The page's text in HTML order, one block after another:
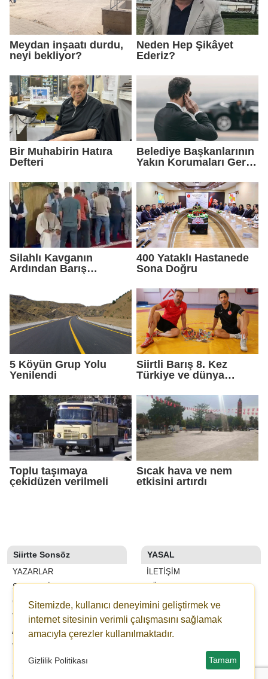
Meydan inşaatı durdu,
neyi bekliyor?
Neden Hep Şikâyet
Ederiz?
Bir Muhabirin Hatıra
Defteri
Belediye Başkanlarının
Yakın Korumaları Geri
Silahlı Kavganın
Ardından Barış
400 Yataklı Hastanede
Sona Doğru
5 Köyün Grup Yolu
Yenilendi
Siirtli Barış 8. Kez
Türkiye ve dünya
Toplu taşımaya
çekidüzen verilmeli
Sıcak hava ve nem
etkisini artırdı
Siirtte Sonsöz
YAZARLAR
SON DAKİKA
GALERİLER
VİDEOLAR
ANKETLER
WİKİ
ŞEHİR REHBERİ
GAZETELER
YASAL
İLETIŞIM
KÜNYE
YAYIN İLKELERI
KURALLAR
GIZLILIK
VERI POLITIKASI
Sitemizde, kullanıcı deneyimini geliştirmek ve
internet sitesinin verimli çalışmasını sağlamak
amacıyla çerezler kullanılmaktadır.
Gizlilik Politikası Tamam